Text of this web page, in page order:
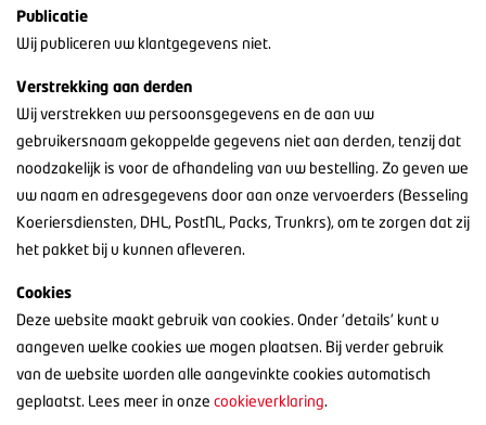
Publicatie
Wij publiceren uw klantgegevens niet.
Verstrekking aan derden
Wij verstrekken uw persoonsgegevens en de aan uw
gebruikersnaam gekoppelde gegevens niet aan derden, tenzij dat
noodzakelijk is voor de afhandeling van uw bestelling. Zo geven we
uw naam en adresgegevens door aan onze vervoerders (Besseling
Koeriersdiensten, DHL, PostNL, Packs, Trunkrs), om te zorgen dat zij
het pakket bij u kunnen afleveren.
Cookies
Deze website maakt gebruik van cookies. Onder 'details' kunt u
aangeven welke cookies we mogen plaatsen. Bij verder gebruik
van de website worden alle aangevinkte cookies automatisch
geplaatst. Lees meer in onze cookieverklaring.